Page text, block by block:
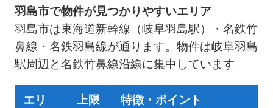
羽島市で物件が見つかりやすいエリア
羽島市は東海道新幹線（岐阜羽島駅）・名鉄竹
鼻線・名鉄羽島線が通ります。物件は岐阜羽島
駅周辺と名鉄竹鼻線沿線に集中しています。
エリ
上限
特徴・ポイント